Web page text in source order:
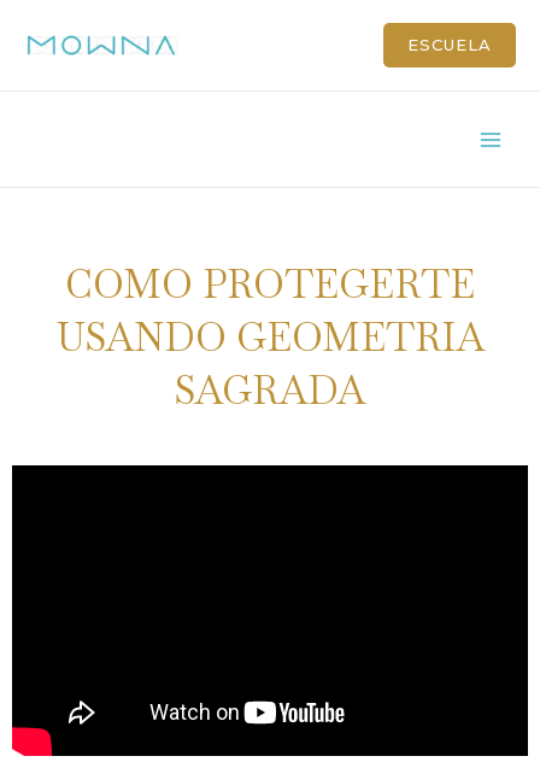
ESCUELA
COMO PROTEGERTE
USANDO GEOMETRIA
SAGRADA